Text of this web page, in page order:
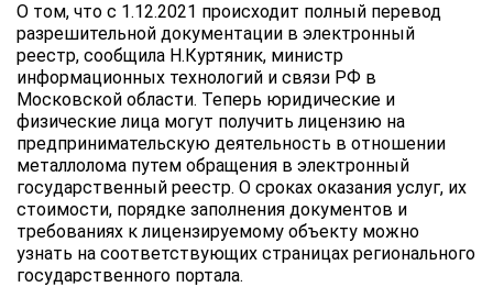
О том, что с 1.12.2021 происходит полный перевод
разрешительной документации в электронный
реестр, сообщила Н.Куртяник, министр
информационных технологий и связи РФ в
Московской области. Теперь юридические и
физические лица могут получить лицензию на
предпринимательскую деятельность в отношении
металлолома путем обращения в электронный
государственный реестр. О сроках оказания услуг, их
стоимости, порядке заполнения документов и
требованиях к лицензируемому объекту можно
узнать на соответствующих страницах регионального
государственного портала.